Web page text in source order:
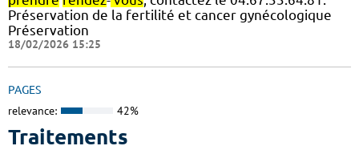
Préservation de la fertilité et cancer gynécologique
Préservation
18/02/2026 15:25
PAGES
relevance: 42%
Traitements